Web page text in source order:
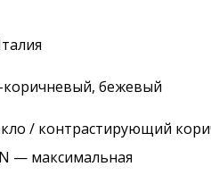
коричневый, бежевый
/ контрастирующий
— максимальная